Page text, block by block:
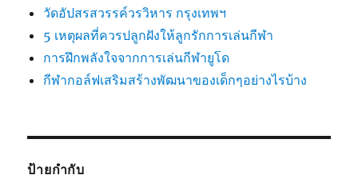
วัดอัปสรสวรรค์วรวิหาร กรุงเทพฯ
5 เหตุผลที่ควรปลูกฝังให้ลูกรักการเล่นกีฬา
การฝึกพลังใจจากการเล่นกีฬายูโด
กีฬากอล์ฟเสริมสร้างพัฒนาของเด็กๆอย่างไรบ้าง
ป้ายกำกับ